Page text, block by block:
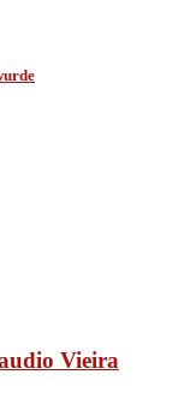
Vieira